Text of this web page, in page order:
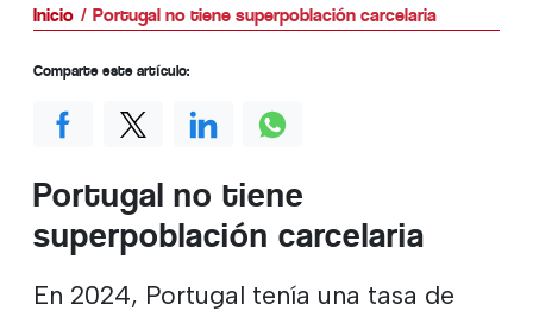
Inicio Portugal no tiene superpoblación carcelaria
Portugal no tiene
superpoblación carcelaria
En 2024, Portugal tenía una tasa de
Comparte este artículo: